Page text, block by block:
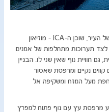
בסביבה שונה בתכלית, על קו המים של העיר, שוכן ה-ICA - מוזיאון
לצד תערוכות מתחלפות של אמנים
גם חוויית נוף שאין שני לו. הבניין
נקיים ומרפסת שאסור
מעל המזח ומשקיפה אל
מרפסת עץ עם נוף פתוח למפרץ